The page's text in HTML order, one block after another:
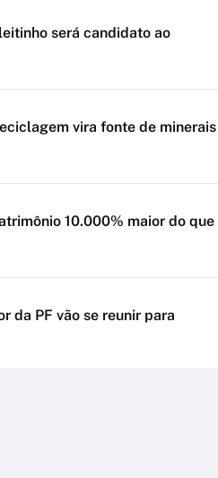
será candidato ao
vira fonte de minerais
10.000% maior do que
da PF vão se reunir para